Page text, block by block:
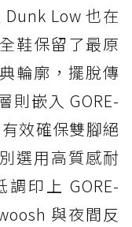
Low 也在
鞋保留了最原
輪廓，擺脫傳
則嵌入 GORE-
效確保雙腳絕
選用高質感耐
印上 GORE-
與夜間反